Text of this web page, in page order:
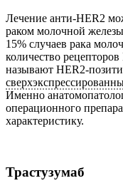
Лечение анти-HER2
раком молочной
15% случаев рака
количество
называют HER2-
Именно
операционного
характеристику.
Трастузумаб